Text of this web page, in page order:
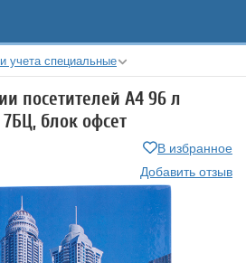
учета специальные
посетителей А4 96 л
блок офсет
В избранное
Добавить отзыв